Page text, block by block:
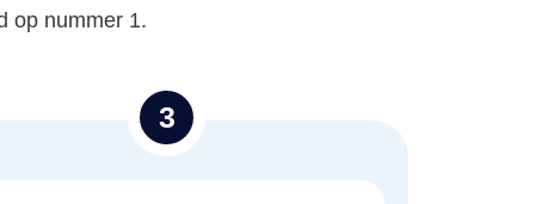
op nummer 1.
3